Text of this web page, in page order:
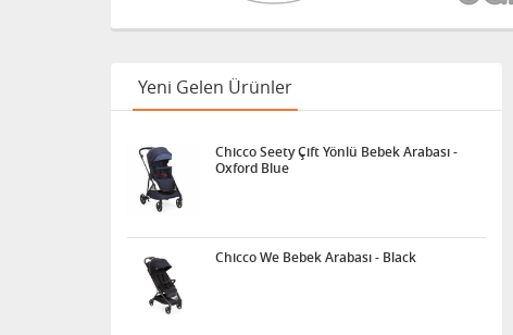
Yeni Gelen Ürünler
Chicco Seety Çift Yönlü Bebek Arabası -
Oxford Blue
Chicco We Bebek Arabası - Black